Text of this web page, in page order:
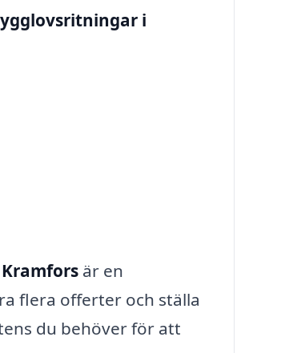
i
är en
flera offerter och ställa
du behöver för att